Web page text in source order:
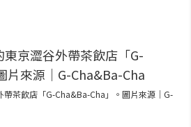
茶飲店「G-Cha&Ba-Cha」。圖片來源｜G-